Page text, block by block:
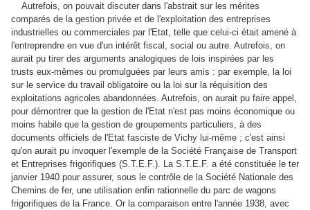
Autrefois, on pouvait discuter dans l'abstrait sur les mérites
comparés de la gestion privée et de l'exploitation des entreprises
industrielles ou commerciales par l'Etat, telle que celui-ci était amené à
l'entreprendre en vue d'un intérêt fiscal, social ou autre. Autrefois, on
aurait pu tirer des arguments analogiques de lois inspirées par les
trusts eux-mêmes ou promulguées par leurs amis : par exemple, la loi
sur le service du travail obligatoire ou la loi sur la réquisition des
exploitations agricoles abandonnées. Autrefois, on aurait pu faire appel,
pour démontrer que la gestion de l'Etat n'est pas moins économique ou
moins habile que la gestion de groupements particuliers, à des
documents officiels de l'Etat fasciste de Vichy lui-même ; c'est ainsi
qu'on aurait pu invoquer l'exemple de la Société Française de Transport
et Entreprises frigorifiques (S.T.E.F.). La S.T.E.F. a été constituée le ter
janvier 1940 pour assurer, sous le contrôle de la Société Nationale des
Chemins de fer, une utilisation enfin rationnelle du parc de wagons
frigorifiques de la France. Or la comparaison entre l'année 1938, avec